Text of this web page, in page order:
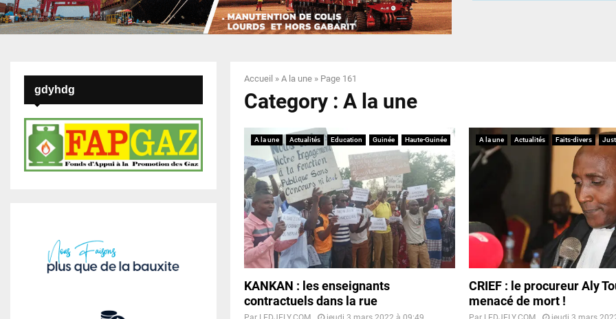
Accueil » A la une » Page 161
Category : A la une
A la une Actualités Education Guinée Haute-Guinée
KANKAN : les enseignants
contractuels dans la rue
A la une Actualités Faits-divers
CRIEF : le procureur Aly
menacé de mort !
gdyhdg